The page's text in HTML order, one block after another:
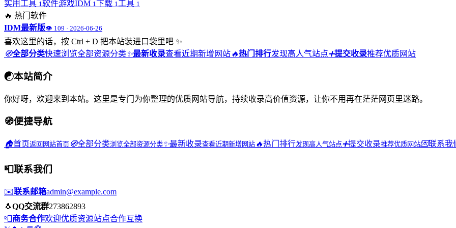
实用工具 1软件游戏IDM 1下载 1工具 1
🔥 热门软件
IDM最新版👁 109 · 2026-06-26
喜欢这里的话，按 Ctrl + D 把本站装进口袋里吧 ✨
🧭全部分类快速浏览全部资源分类✨最新收录查看近期新增网站🔥热门排行发现高人气站点➕提交收录推荐优质网站
☯本站简介
你好呀，欢迎来到本站。这里是专门为你整理的优质网站导航，持续收录高价值资源，让你不用再在茫茫网页里迷路。
🧭便捷导航
🏠首页返回网站首页 🧭全部分类浏览全部资源分类✨最新收录查看近期新增网站 🔥热门排行发现高人气站点➕提交收录推荐优质网站💌联系我
📮联系我们
✉️联系邮箱admin@example.com
🐧QQ交流群273862893
📮商务合作欢迎优质资源站点合作互换